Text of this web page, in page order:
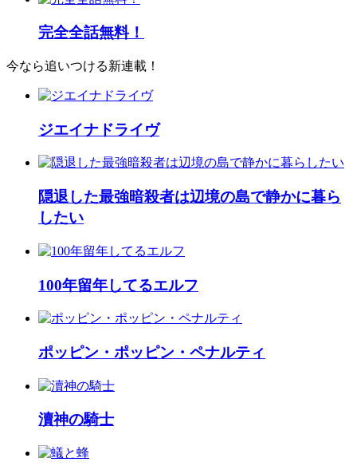
完全全話無料！
今なら追いつける新連載！
ジエイナドライヴ
隠退した最強暗殺者は辺境の島で静かに暮ら
したい
100年留年してるエルフ
ポッピン・ポッピン・ペナルティ
瀆神の騎士